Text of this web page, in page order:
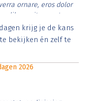
ornare, eros dolor
libero vitae erat.
id rutrum lorem
tristique posuere.
krijg je de kans
bekijken én zelf te
2026